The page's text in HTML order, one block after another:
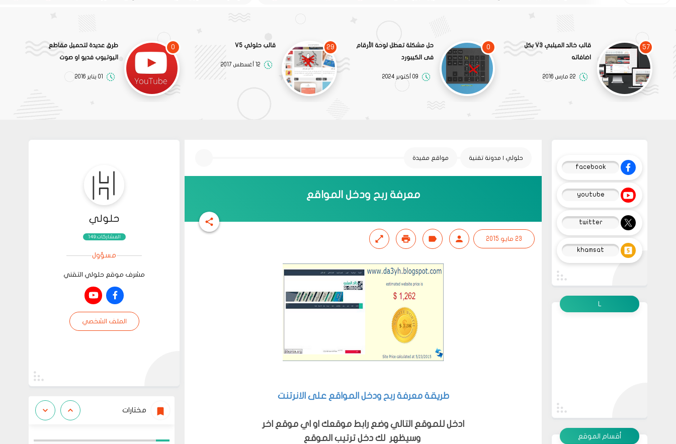
57
قالب خالد الميلبي V3 بكل
اضافاته
22 مارس 2016
0
حل مشكلة تعطل لوحة الأرقام
فى الكيبورد
09 أكتوبر 2024
29 قالب حلولي V5
12 أغسطس 2017
0
طرق عديدة لتحميل مقاطع
اليوتيوب فديو او صوت
01 يناير 2016
حلولي | مدونة تقنية مواقع مفيدة
معرفة ربح ودخل المواقع
23 مايو 2015
طريقة معرفة ربح ودخل المواقع على الانرتنت
ادخل للموقع التالي وضع رابط موقعك او اي موقع اخر
وسيظهر لك دخل ترتيب الموقع
facebook
youtube
twitter
khamsat
L
أقسام الموقع
حلولي
المشاركات:149
مسؤول
مشرف موقع حلولي التقني
الملف الشخصي
مختارات